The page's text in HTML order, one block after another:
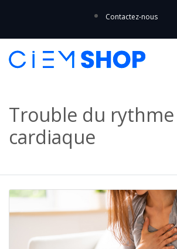
Contactez-nous
Trouble du rythme
cardiaque